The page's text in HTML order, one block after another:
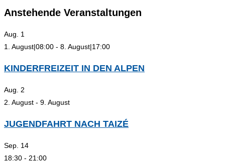
to
panel.
Anstehende Veranstaltungen
Aug. 1
1. August|08:00 - 8. August|17:00
KINDERFREIZEIT IN DEN ALPEN
Aug. 2
2. August - 9. August
JUGENDFAHRT NACH TAIZÉ
Sep. 14
18:30 - 21:00